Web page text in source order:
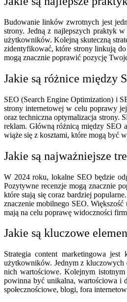
Budowanie linków zwrotnych jest
strony. Jedną z najlepszych praktyk
użytkowników. Kolejną skuteczną
zidentyfikować, które strony linkują
mogą znacznie poprawić pozycję
Jakie są różnice między
SEO (Search Engine Optimization) i
strony internetowej w celu poprawy
oraz techniczna optymalizacja strony.
reklam. Główną różnicą między SEO
wiąże się z kosztami, które mogą być
Jakie są najważniejsze
W 2024 roku, lokalne SEO będzie
Pozytywne recenzje mogą znacznie
które stają się coraz bardziej
znaczenie mobilnego SEO.
mają na celu poprawę widoczności
Jakie są kluczowe
Strategia content marketingowa
użytkowników. Jednym z kluczowych
nich wartościowe. Kolejnym
powinna być unikalna, wartościowa i
społecznościowe, blogi, fora